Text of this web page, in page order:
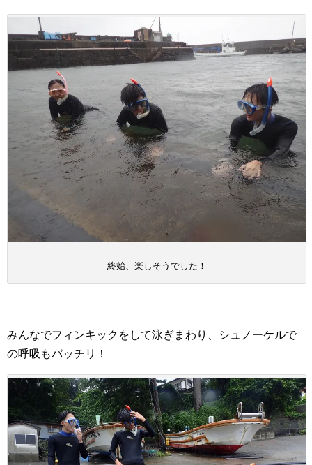
終始、楽しそうでした！
みんなでフィンキックをして泳ぎまわり、シュノーケルで
の呼吸もバッチリ！